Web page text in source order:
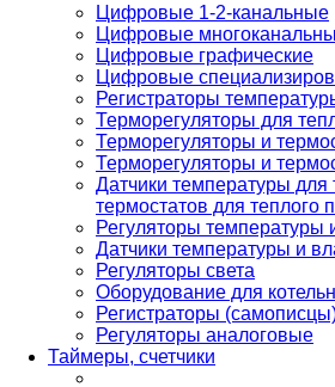
Цифровые 1-2-канальные
Цифровые
Цифровые графические
Цифровые
Регистраторы
Терморегуляторы для
Терморегуляторы и
Терморегуляторы и
Датчики температуры для
термостатов для теплого
Регуляторы температуры
Датчики температуры и
Регуляторы света
Оборудование для
Регистраторы
Регуляторы аналоговые
Таймеры, счетчики